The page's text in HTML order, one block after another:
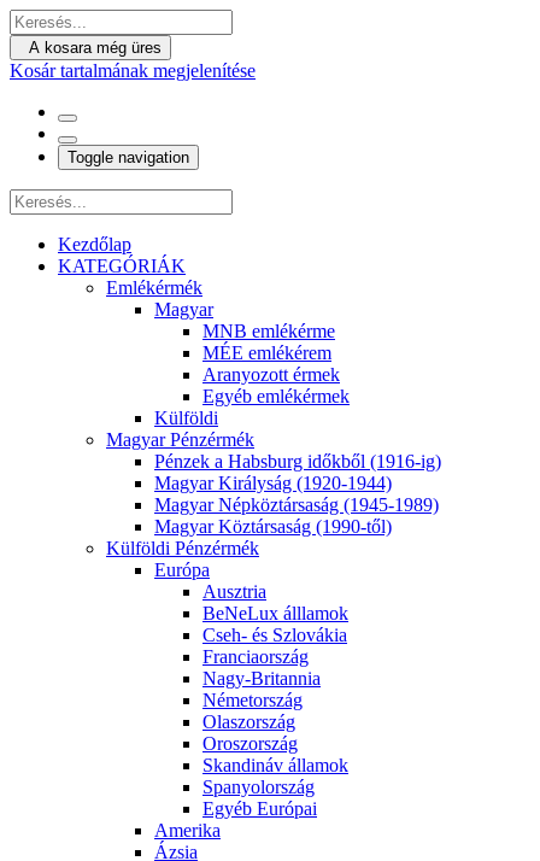
A kosara még üres
Kosár tartalmának megjelenítése
Toggle navigation
Kezdőlap
KATEGÓRIÁK
Emlékérmék
Magyar
MNB emlékérme
MÉE emlékérem
Aranyozott érmek
Egyéb emlékérmek
Külföldi
Magyar Pénzérmék
Pénzek a Habsburg időkből (1916-ig)
Magyar Királyság (1920-1944)
Magyar Népköztársaság (1945-1989)
Magyar Köztársaság (1990-től)
Külföldi Pénzérmék
Európa
Ausztria
BeNeLux álllamok
Cseh- és Szlovákia
Franciaország
Nagy-Britannia
Németország
Olaszország
Oroszország
Skandináv államok
Spanyolország
Egyéb Európai
Amerika
Ázsia